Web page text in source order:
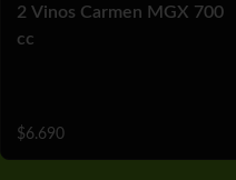
2 Vinos Carmen MGX 700
cc
$6.690